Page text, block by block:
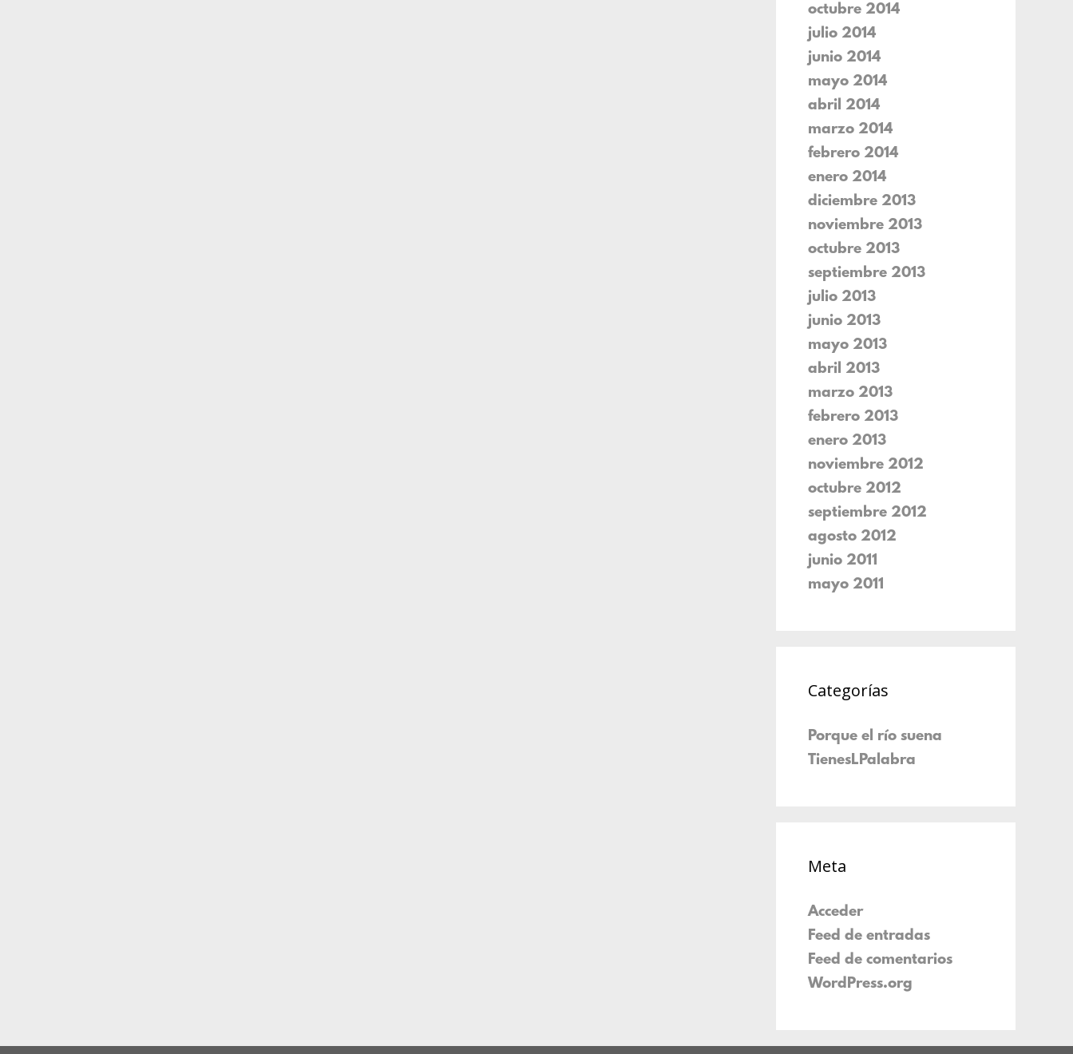
octubre 2014
julio 2014
junio 2014
mayo 2014
abril 2014
marzo 2014
febrero 2014
enero 2014
diciembre 2013
noviembre 2013
octubre 2013
septiembre 2013
julio 2013
junio 2013
mayo 2013
abril 2013
marzo 2013
febrero 2013
enero 2013
noviembre 2012
octubre 2012
septiembre 2012
agosto 2012
junio 2011
mayo 2011
Categorías
Porque el río suena
TienesLPalabra
Meta
Acceder
Feed de entradas
Feed de comentarios
WordPress.org